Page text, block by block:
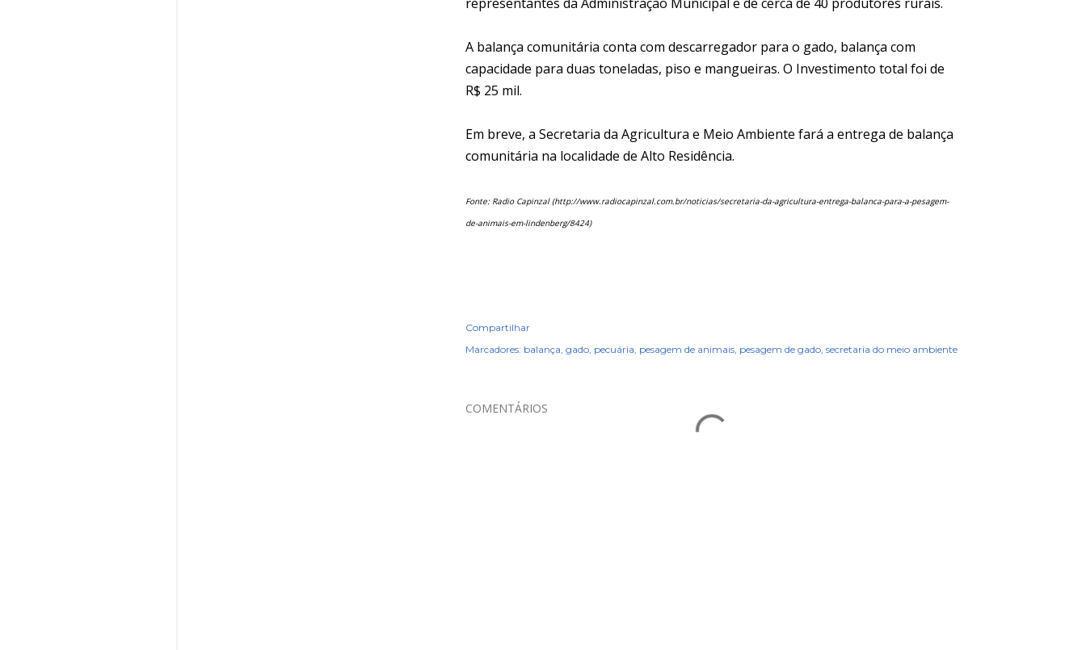
A balança comunitária conta com descarregador para o gado, balança com
capacidade para duas toneladas, piso e mangueiras. O Investimento total foi de
R$ 25 mil.
Em breve, a Secretaria da Agricultura e Meio Ambiente fará a entrega de balança
comunitária na localidade de Alto Residência.
Fonte: Radio Capinzal (http://www.radiocapinzal.com.br/noticias/secretaria-da-agricultura-entrega-balanca-para-a-pesagem-
de-animais-em-lindenberg/8424)
Compartilhar
Marcadores: balança gado pecuária pesagem de animais pesagem de gado secretaria do meio ambiente
COMENTÁRIOS